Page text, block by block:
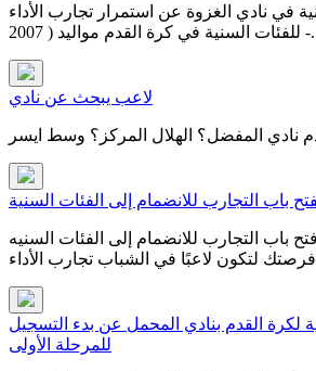
في نادي الغزوة عن استمرار تجارب الأداء
مواليد ( 2007 -...
لاعب يبحث عن نادي
نادي المفضل؟ الهلال المركز؟ وسط ايسر
باب التجارب للانضمام إلى الفئات السنية
باب التجارب للانضمام إلى الفئات السنيه
لكرة القدم بنادي المحمل عن بدء التسجيل
للمرحلة الأولى